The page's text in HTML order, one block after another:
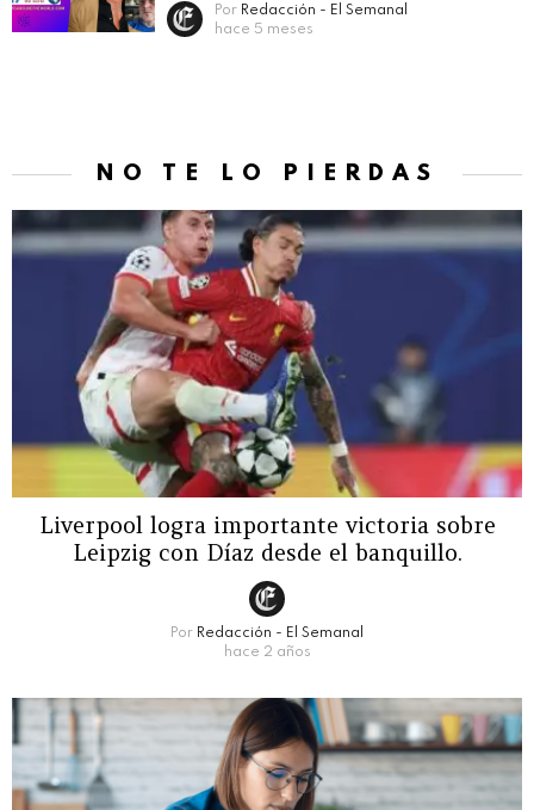
Por Redacción - El Semanal
hace 5 meses
NO TE LO PIERDAS
Liverpool logra importante victoria sobre
Leipzig con Díaz desde el banquillo.
Por Redacción - El Semanal
hace 2 años